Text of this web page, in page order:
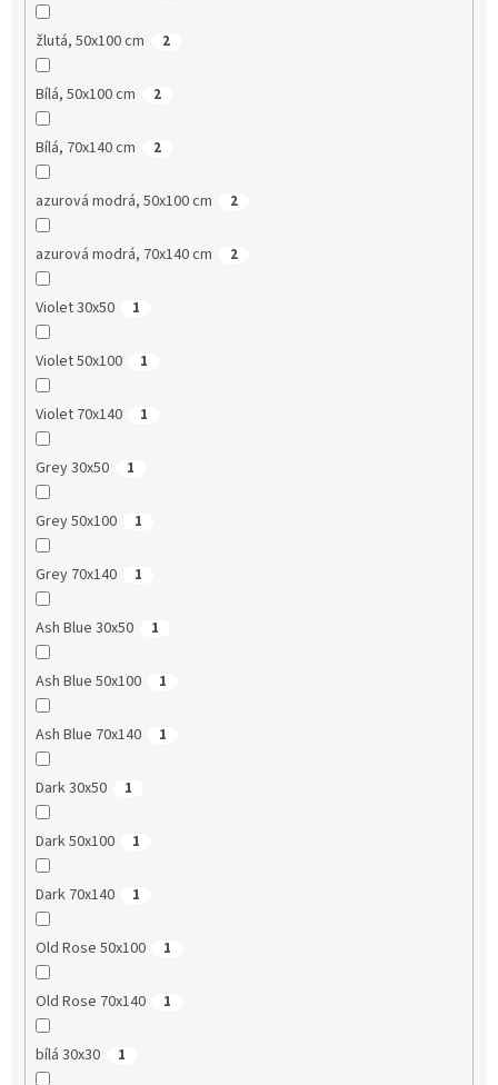
žlutá, 50x100 cm 2
Bílá, 50x100 cm 2
Bílá, 70x140 cm 2
azurová modrá, 50x100 cm 2
azurová modrá, 70x140 cm 2
Violet 30x50 1
Violet 50x100 1
Violet 70x140 1
Grey 30x50 1
Grey 50x100 1
Grey 70x140 1
Ash Blue 30x50 1
Ash Blue 50x100 1
Ash Blue 70x140 1
Dark 30x50 1
Dark 50x100 1
Dark 70x140 1
Old Rose 50x100 1
Old Rose 70x140 1
bílá 30x30 1